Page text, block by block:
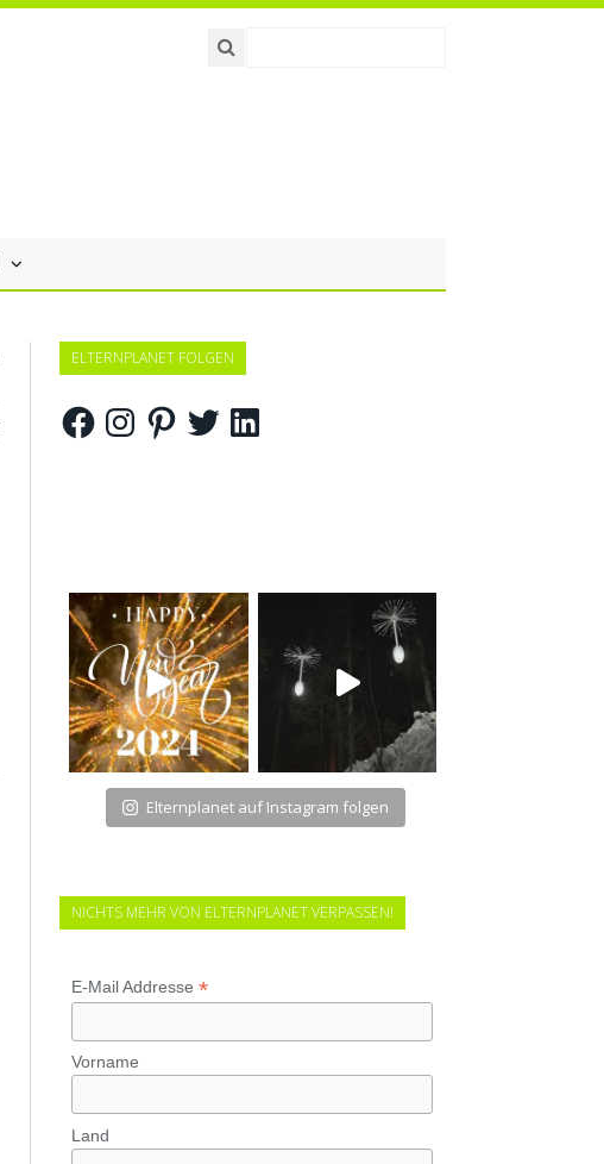
ELTERNPLANET FOLGEN
FacebookInstagramPinterestTwitterLinkedIn
Elternplanet auf Instagram folgen
NICHTS MEHR VON ELTERNPLANET VERPASSEN!
E-Mail Addresse *
Vorname
Land